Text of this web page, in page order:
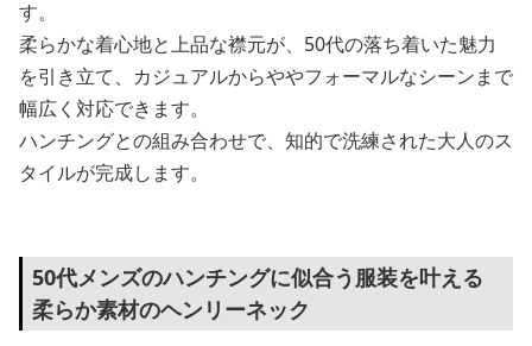
す。
柔らかな着心地と上品な襟元が、50代の落ち着いた魅力
を引き立て、カジュアルからややフォーマルなシーンまで
幅広く対応できます。
ハンチングとの組み合わせで、知的で洗練された大人のス
タイルが完成します。
50代メンズのハンチングに似合う服装を叶える
柔らか素材のヘンリーネック